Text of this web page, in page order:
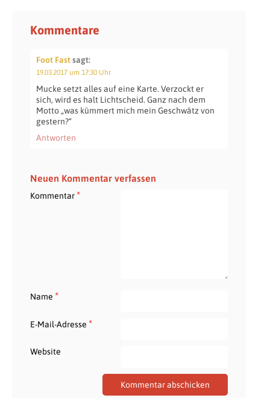
Kommentare
Foot Fastsagt:
19.03.2017 um 17:30 Uhr
Mucke setzt alles auf eine Karte. Verzockt er
sich, wird es halt Lichtscheid. Ganz nach dem
Motto „was kümmert mich mein Geschwätz von
gestern?“
Antworten
Neuen Kommentar verfassen
Kommentar*
Name *
E-Mail-Adresse *
Website